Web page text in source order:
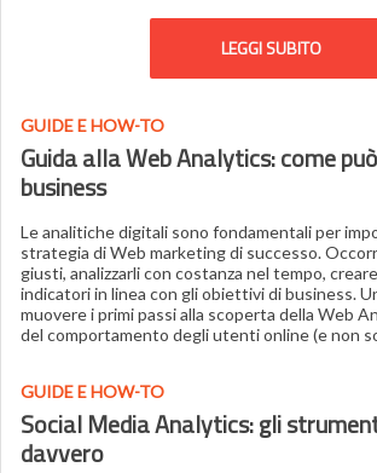
LEGGI SUBITO
GUIDE E HOW-TO
Guida alla Web Analytics: come
business
Le analitiche digitali sono fondamentali per
strategia di Web marketing di successo.
giusti, analizzarli con costanza nel tempo,
indicatori in linea con gli obiettivi di business.
muovere i primi passi alla scoperta della Web
del comportamento degli utenti online (e non
GUIDE E HOW-TO
Social Media Analytics: gli
davvero